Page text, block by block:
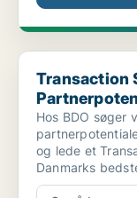
Transaction
Transaction
Hos BDO søger
og lede et
Danmarks